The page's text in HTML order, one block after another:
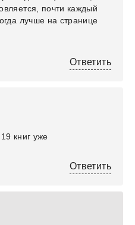
почти каждый
лучше на странице
Ответить
книг уже
Ответить